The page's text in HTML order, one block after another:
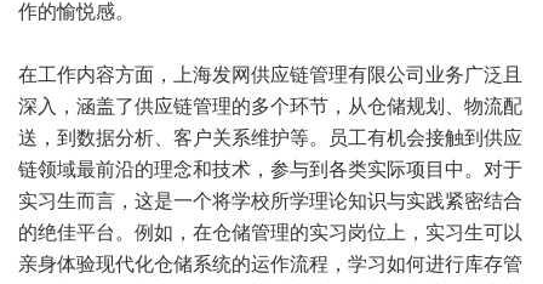
作的愉悦感。
在工作内容方面，上海发网供应链管理有限公司业务广泛且
深入，涵盖了供应链管理的多个环节，从仓储规划、物流配
送，到数据分析、客户关系维护等。员工有机会接触到供应
链领域最前沿的理念和技术，参与到各类实际项目中。对于
实习生而言，这是一个将学校所学理论知识与实践紧密结合
的绝佳平台。例如，在仓储管理的实习岗位上，实习生可以
亲身体验现代化仓储系统的运作流程，学习如何进行库存管